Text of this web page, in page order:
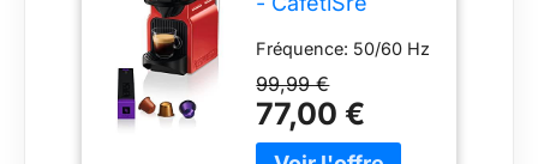
automatique 19
bars rouge
inissia
Fréquence: 50/60 Hz
99,99 €
77,00 €